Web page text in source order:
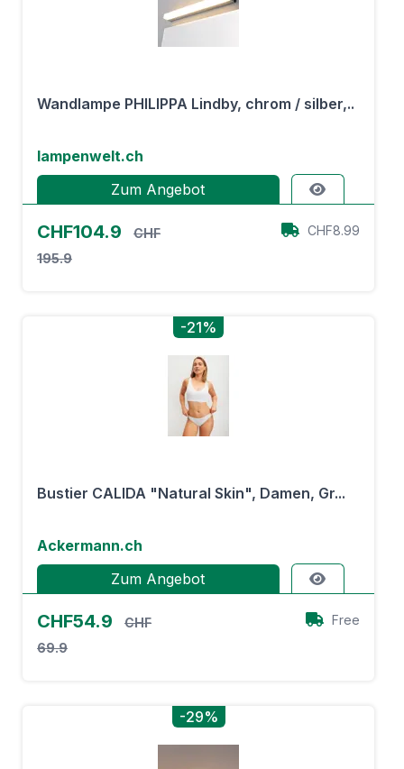
Wandlampe PHILIPPA Lindby, chrom / silber,..
lampenwelt.ch
Zum Angebot
CHF104.9
CHF
195.9
CHF8.99
-21%
Bustier CALIDA "Natural Skin", Damen, Gr...
Ackermann.ch
Zum Angebot
CHF54.9
CHF
69.9
Free
-29%